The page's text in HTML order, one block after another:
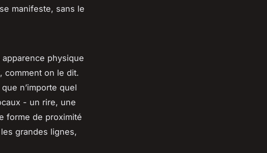
manifeste, sans le
apparence physique
comment on le dit.
n’importe quel
- un rire, une
forme de proximité
grandes lignes,